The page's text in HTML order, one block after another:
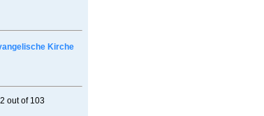
Kirche
out of 103